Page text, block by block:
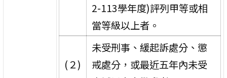
2-113學年度)評列甲等或相
當等級以上者。
(２)
未受刑事、緩起訴處分、懲
戒處分，或最近五年內未受